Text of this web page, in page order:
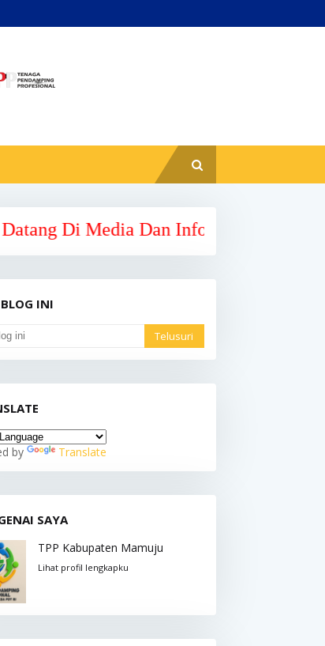
Dan Informasi Tenaga
INI
by Translate
SAYA
TPP Kabupaten Mamuju
Lihat profil lengkapku